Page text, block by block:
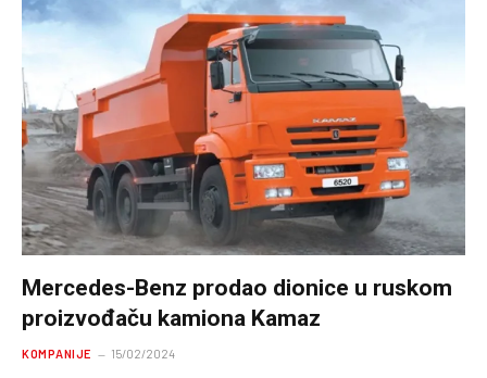
Mercedes-Benz prodao dionice u ruskom
proizvođaču kamiona Kamaz
KOMPANIJE 15/02/2024